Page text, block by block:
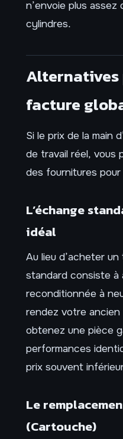
n’envoie plus assez
cylindres.
Alternatives
facture
Si le prix de la main
de travail réel, vous
des fournitures pour
L’échange
idéal
Au lieu d’acheter
standard consiste à
reconditionnée à
rendez votre
obtenez une pièce
performances
prix souvent
Le
(Cartouche)